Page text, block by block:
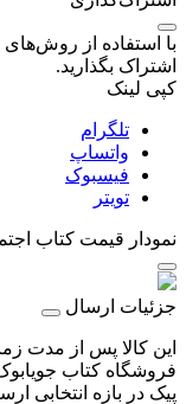
با استفاده از روش‌های
اشتراک بگذارید.
کپی لینک
تلگرام
واتساپ
فیسبوک
تویتر
نمودار قیمت کتاب
جزئیات ارسال
این کالا پس از مدت
فروشگاه کتاب
پیک در بازه انتخابی